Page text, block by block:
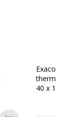
40 x 12